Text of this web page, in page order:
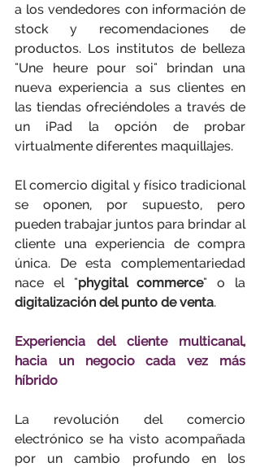
a los vendedores con información de
stock y recomendaciones de
productos. Los institutos de belleza
"Une heure pour soi" brindan una
nueva experiencia a sus clientes en
las tiendas ofreciéndoles a través de
un iPad la opción de probar
virtualmente diferentes maquillajes.
El comercio digital y físico tradicional
se oponen, por supuesto, pero
pueden trabajar juntos para brindar al
cliente una experiencia de compra
única. De esta complementariedad
nace el "phygital commerce
digitalización del punto de venta.
Experiencia del cliente multicanal,
hacia un negocio cada vez más
híbrido
La revolución del comercio
electrónico se ha visto acompañada
por un cambio profundo en los